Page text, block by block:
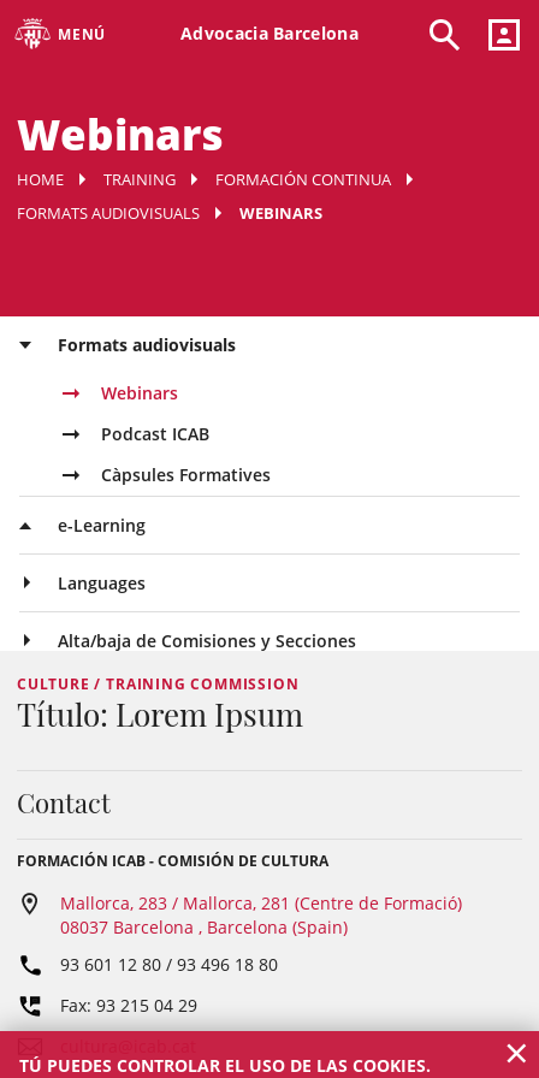
MENÚ Advocacia Barcelona
Webinars
HOME TRAINING
FORMACIÓN CONTINUA
FORMATS AUDIOVISUALS
WEBINARS
Formats audiovisuals
Webinars
Podcast ICAB
Càpsules Formatives
e-Learning
Languages
Alta/baja de Comisiones y Secciones
CULTURE / TRAINING COMMISSION
Título: Lorem Ipsum
Contact
FORMACIÓN ICAB - COMISIÓN DE CULTURA
Mallorca, 283 / Mallorca, 281 (Centre de Formació)
08037 Barcelona , Barcelona (Spain)
93 601 12 80 / 93 496 18 80
Fax: 93 215 04 29
TÚ PUEDES CONTROLAR EL USO DE LAS COOKIES. ×